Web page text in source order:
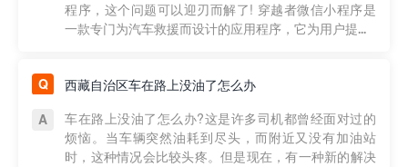
程序，这个问题可以迎刃而解了! 穿越者微信小程序是
一款专门为汽车救援而设计的应用程序，它为用户提...
西藏自治区车在路上没油了怎么办
车在路上没油了怎么办?这是许多司机都曾经面对过的
烦恼。当车辆突然油耗到尽头，而附近又没有加油站
时，这种情况会比较头疼。但是现在，有一种新的解决